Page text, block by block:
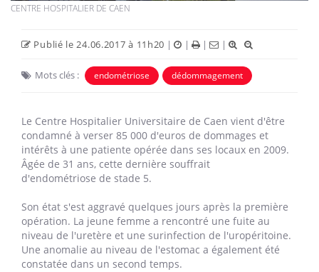
CENTRE HOSPITALIER DE CAEN
Publié le 24.06.2017 à 11h20 | | | |
Mots clés : endométriose dédommagement
Le Centre Hospitalier Universitaire de Caen vient d'être
condamné à verser 85 000 d'euros de dommages et
intérêts à une patiente opérée dans ses locaux en 2009.
Âgée de 31 ans, cette dernière souffrait
d'endométriose de stade 5.
Son état s'est aggravé quelques jours après la première
opération. La jeune femme a rencontré une fuite au
niveau de l'uretère et une surinfection de l'uropéritoine.
Une anomalie au niveau de l'estomac a également été
constatée dans un second temps.